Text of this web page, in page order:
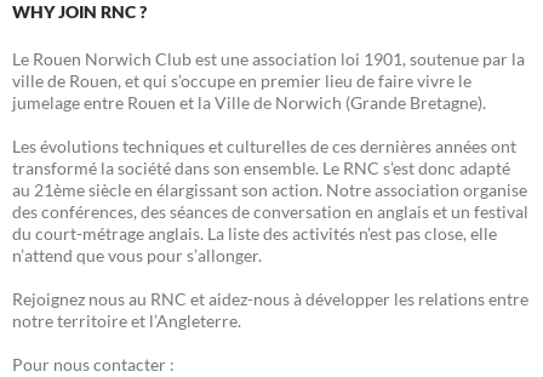
WHY JOIN RNC ?
Le Rouen Norwich Club est une association loi 1901, soutenue par la
ville de Rouen, et qui s’occupe en premier lieu de faire vivre le
jumelage entre Rouen et la Ville de Norwich (Grande Bretagne).
Les évolutions techniques et culturelles de ces dernières années ont
transformé la société dans son ensemble. Le RNC s’est donc adapté
au 21ème siècle en élargissant son action. Notre association organise
des conférences, des séances de conversation en anglais et un festival
du court-métrage anglais. La liste des activités n’est pas close, elle
n’attend que vous pour s’allonger.
Rejoignez nous au RNC et aidez-nous à développer les relations entre
notre territoire et l’Angleterre.
Pour nous contacter :